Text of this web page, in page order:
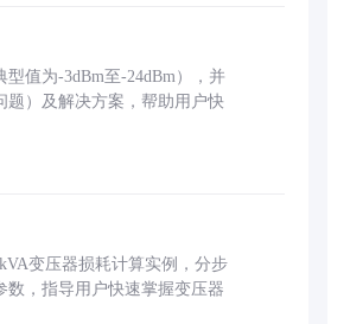
值为-3dBm至-24dBm），并
题）及解决方案，帮助用户快
变压器损耗计算实例，分步
数，指导用户快速掌握变压器